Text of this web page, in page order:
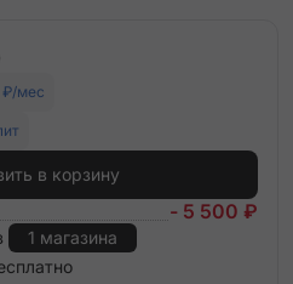
₽/мес
в корзину
- 5 500 ₽
1 магазина